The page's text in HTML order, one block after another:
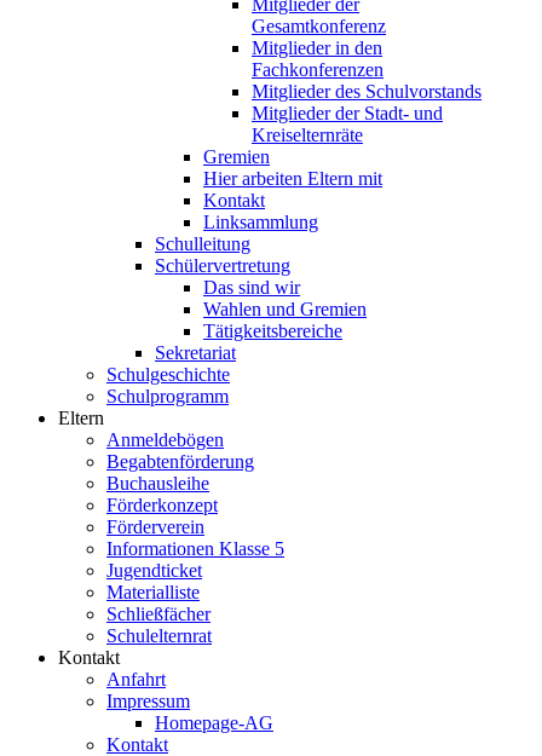
Mitglieder der
Gesamtkonferenz
Mitglieder in den
Fachkonferenzen
Mitglieder des Schulvorstands
Mitglieder der Stadt- und
Kreiselternräte
Gremien
Hier arbeiten Eltern mit
Kontakt
Linksammlung
Schulleitung
Schülervertretung
Das sind wir
Wahlen und Gremien
Tätigkeitsbereiche
Sekretariat
Schulgeschichte
Schulprogramm
Eltern
Anmeldebögen
Begabtenförderung
Buchausleihe
Förderkonzept
Förderverein
Informationen Klasse 5
Jugendticket
Materialliste
Schließfächer
Schulelternrat
Kontakt
Anfahrt
Impressum
Homepage-AG
Kontakt